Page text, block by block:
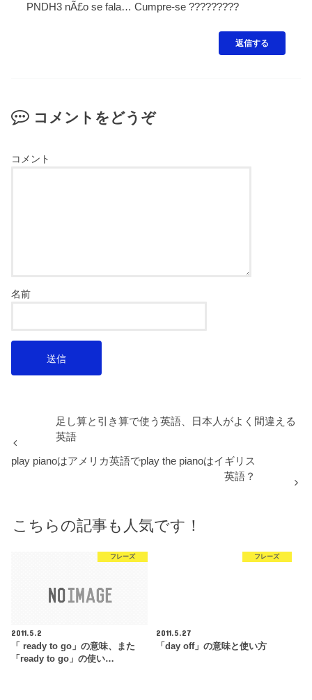
PNDH3 nÃ£o se fala… Cumpre-se ?????????
返信する
コメントをどうぞ
コメント
名前
足し算と引き算で使う英語、日本人がよく間違える
英語
play pianoはアメリカ英語でplay the pianoはイギリス
英語？
こちらの記事も人気です！
フレーズ
2011.5.2
「 ready to go」の意味、また
「ready to go」の使い…
フレーズ
2011.5.27
「day off」の意味と使い方